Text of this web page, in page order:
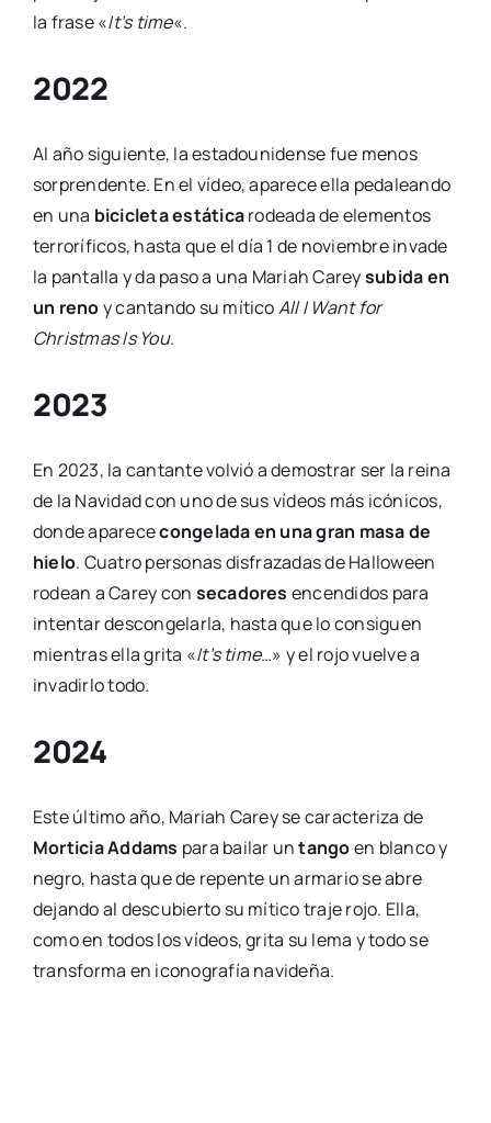
la frase «It’s time«.
2022
Al año siguiente, la estadounidense fue menos
sorprendente. En el vídeo, aparece ella pedaleando
en una bicicleta estáticarodeada de elementos
terroríficos, hasta que el día 1 de noviembre invade
la pantalla y da paso a una Mariah Careysubida en
un renoy cantando su míticoAll I Want for
Christmas Is You.
2023
En 2023, la cantante volvió a demostrar ser la reina
de la Navidad con uno de sus vídeos más icónicos,
donde aparececongelada en una gran masa de
hielo. Cuatro personas disfrazadas de Halloween
rodean a Carey con secadores encendidos para
intentar descongelarla, hasta que lo consiguen
mientras ella grita «It’s time…» y el rojo vuelve a
invadirlo todo.
2024
Este último año, Mariah Carey se caracteriza de
Morticia Addams para bailar untangoen blanco y
negro, hasta que de repente un armario se abre
dejando al descubierto su mítico traje rojo. Ella,
como en todos los vídeos, grita su lema y todo se
transforma en iconografía navideña.